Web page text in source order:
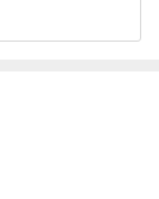
만은 독과 같았다.
말자.